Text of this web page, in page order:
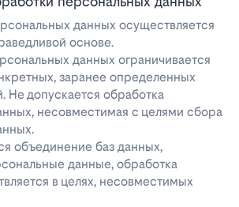
данных осуществляется
основе.
данных ограничивается
заранее определенных
Не допускается обработка
несовместимая с целями сбора
объединение баз данных,
данные, обработка
в целях, несовместимых